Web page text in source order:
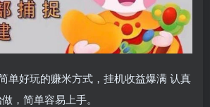
单好玩的赚米方式，挂机收益爆满 认真
，简单容易上手。